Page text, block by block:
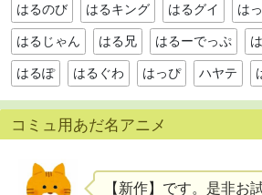
はるのび はるキング はるグイ は
はるじゃん はる兄 はるーでっぷ
はるぽ はるぐわ はっぴ ハヤテ
コミュ用あだ名アニメ
【新作】です。是非お